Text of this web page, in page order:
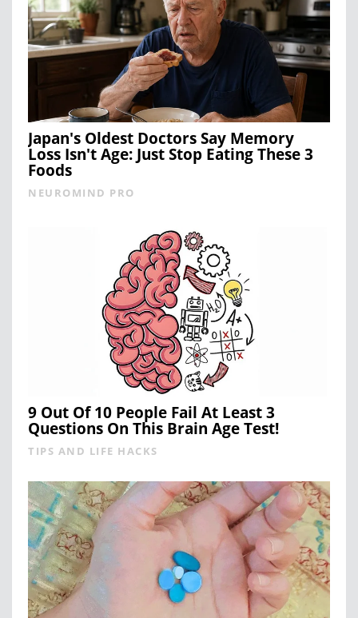
Japan's Oldest Doctors Say Memory
Loss Isn't Age: Just Stop Eating These 3
Foods
NEUROMIND PRO
9 Out Of 10 People Fail At Least 3
Questions On This Brain Age Test!
TIPS AND LIFE HACKS